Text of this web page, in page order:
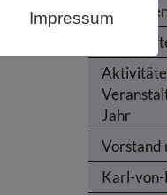
Impressum
Jahr
Vorstand
Karl-von-